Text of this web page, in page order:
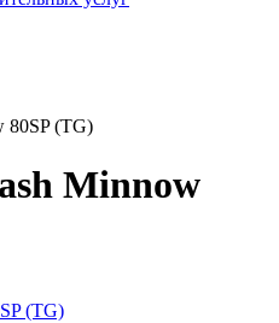
80SP (TG)
Minnow